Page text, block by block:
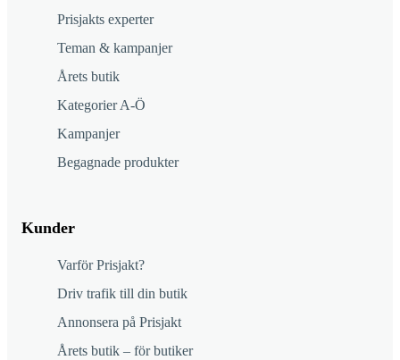
Prisjakts experter
Teman & kampanjer
Årets butik
Kategorier A-Ö
Kampanjer
Begagnade produkter
Kunder
Varför Prisjakt?
Driv trafik till din butik
Annonsera på Prisjakt
Årets butik – för butiker